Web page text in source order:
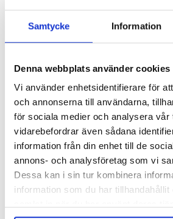
Samtycke Information
Denna webbplats använder cookies
Vi använder enhetsidentifierare för
och annonserna till användarna,
för sociala medier och analysera vår
vidarebefordrar även sådana
information från din enhet till de
annons- och analysföretag som vi
Dessa kan i sin tur kombinera
information som du har tillhandahållit
VI ERBJUDER
HUMLE I LÖSVIKT